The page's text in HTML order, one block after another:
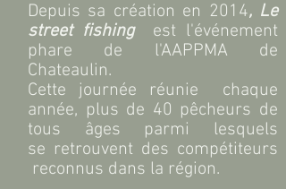
Depuis sa création en 2014, Le
street fishing
est l'événement
phare de l'AAPPMA de
Chateaulin.
Cette journée réunie chaque
année, plus de 40 pêcheurs de
tous âges parmi lesquels
se retrouvent des compétiteurs
reconnus dans la région.